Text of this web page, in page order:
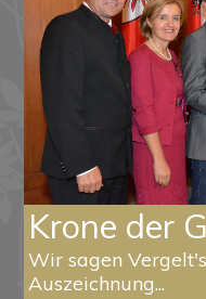
Krone der
Wir sagen
Auszeichnung...